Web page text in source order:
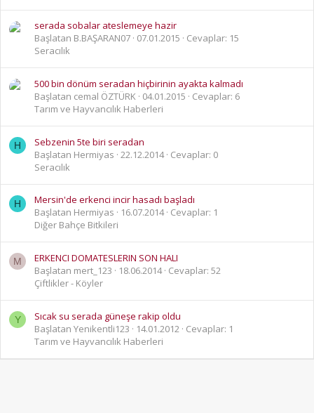
serada sobalar ateslemeye hazir
Başlatan B.BAŞARAN07 07.01.2015
Cevaplar: 15
Seracılık
500 bin dönüm seradan hiçbirinin ayakta kalmadı
Başlatan cemal ÖZTÜRK 04.01.2015
Cevaplar: 6
Tarım ve Hayvancılık Haberleri
H
Sebzenin 5te biri seradan
Başlatan Hermiyas
22.12.2014 Cevaplar: 0
Seracılık
H
Mersin'de erkenci incir hasadı başladı
Başlatan Hermiyas
16.07.2014 Cevaplar: 1
Diğer Bahçe Bitkileri
M
ERKENCI DOMATESLERIN SON HALI
Başlatan mert_123
18.06.2014 Cevaplar: 52
Çiftlikler - Köyler
Y
Sıcak su serada güneşe rakip oldu
Başlatan Yenikentli123
14.01.2012
Cevaplar: 1
Tarım ve Hayvancılık Haberleri